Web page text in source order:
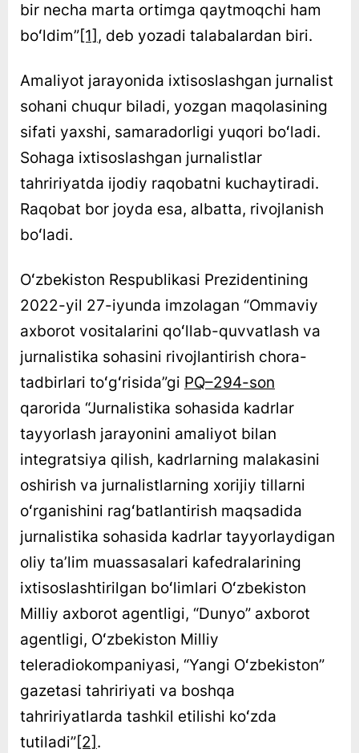
bir necha marta ortimga qaytmoqchi ham
boʻldim”[1] , deb yozadi talabalardan biri.
Amaliyot jarayonida ixtisoslashgan jurnalist
sohani chuqur biladi, yozgan maqolasining
sifati yaxshi, samaradorligi yuqori boʻladi.
Sohaga ixtisoslashgan jurnalistlar
tahririyatda ijodiy raqobatni kuchaytiradi.
Raqobat bor joyda esa, albatta, rivojlanish
boʻladi.
Oʻzbekiston Respublikasi Prezidentining
2022-yil 27-iyunda imzolagan “Ommaviy
axborot vositalarini qoʻllab-quvvatlash va
jurnalistika sohasini rivojlantirish chora-
tadbirlari toʻgʻrisida”gi PQ–294-son
qarorida “Jurnalistika sohasida kadrlar
tayyorlash jarayonini amaliyot bilan
integratsiya qilish, kadrlarning malakasini
oshirish va jurnalistlarning xorijiy tillarni
oʻrganishini ragʻbatlantirish maqsadida
jurnalistika sohasida kadrlar tayyorlaydigan
oliy taʼlim muassasalari kafedralarining
ixtisoslashtirilgan boʻlimlari Oʻzbekiston
Milliy axborot agentligi, “Dunyo” axborot
agentligi, Oʻzbekiston Milliy
teleradiokompaniyasi, “Yangi Oʻzbekiston”
gazetasi tahririyati va boshqa
tahririyatlarda tashkil etilishi koʻzda
tutiladi”[2].